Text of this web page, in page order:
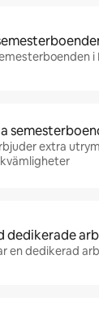
i
extra
dedikerade
en dedikerad